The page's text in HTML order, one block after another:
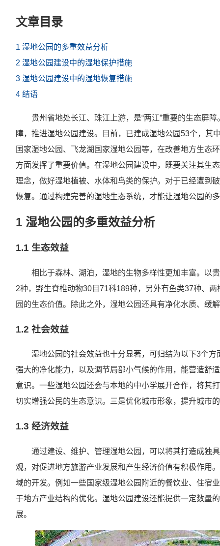
文章目录
1 湿地公园的多重效益分析
2 湿地公园建设中的湿地保护措施
3 湿地公园建设中的湿地恢复措施
4 结语
贵州省地处长江、珠江上游，是“两江”重要的生态屏
障，推进湿地公园建设。目前，已建成湿地公园53个，其
国家湿地公园、飞龙湖国家湿地公园等，在改善地方生态
方面发挥了重要价值。在湿地公园建设中，既要关注其生
理念，做好湿地植被、水体和鸟类的保护。对于已经遭到
恢复。通过构建完善的湿地生态系统，才能让湿地公园的
1 湿地公园的多重效益分析
1.1 生态效益
相比于森林、湖泊，湿地的生物多样性更加丰富。以
2种，野生脊椎动物30目71科189种，另外有鱼类37种、
园的生态价值。除此之外，湿地公园还具有净化水质、缓
1.2 社会效益
湿地公园的社会效益也十分显著，可归结为以下3个
强大的净化能力，以及调节局部小气候的作用，能营造舒
意识。一些湿地公园还会与本地的中小学展开合作，将其
切实增强公民的生态意识。三是优化城市形象，提升城市
1.3 经济效益
通过建设、维护、管理湿地公园，可以将其打造成独
观，对促进地方旅游产业发展和产生经济价值有积极作用
域的开发。例如一些国家级湿地公园附近的餐饮业、住宿
于地方产业结构的优化。湿地公园建设还能提供一定数量
展。